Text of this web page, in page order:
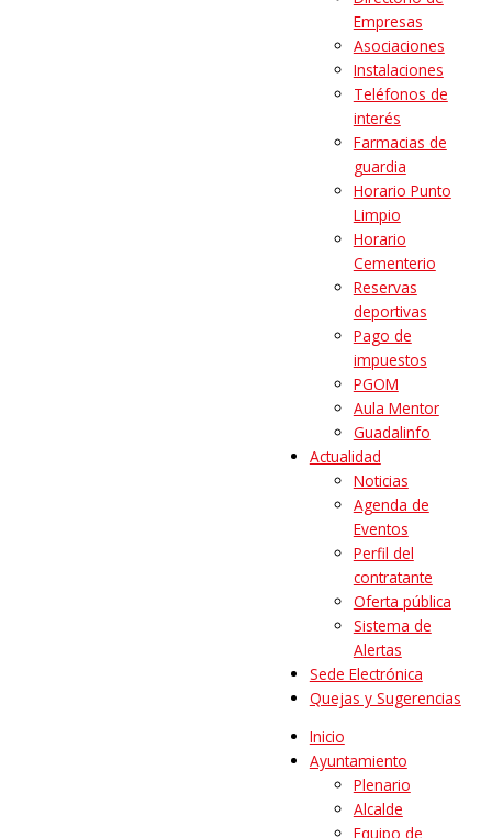
Empresas
Asociaciones
Instalaciones
Teléfonos de
interés
Farmacias de
guardia
Horario Punto
Limpio
Horario
Cementerio
Reservas
deportivas
Pago de
impuestos
PGOM
Aula Mentor
Guadalinfo
Actualidad
Noticias
Agenda de
Eventos
Perfil del
contratante
Oferta pública
Sistema de
Alertas
Sede Electrónica
Quejas y Sugerencias
Inicio
Ayuntamiento
Plenario
Alcalde
Equipo de